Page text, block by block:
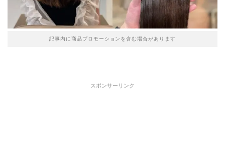
記事内に商品プロモーションを含む場合があります
スポンサーリンク